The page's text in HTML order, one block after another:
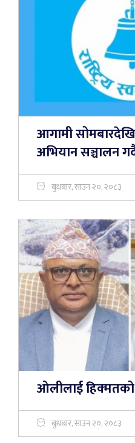
आगामी सोमबारदेखि
अभियान सञ्चालन
बुधबार, साउन २०, २०८३
ओलीलाई हिक्मतको
बुधबार, साउन २०, २०८३